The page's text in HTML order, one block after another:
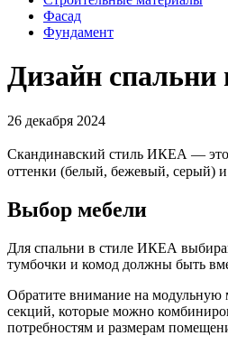
Фасад
Фундамент
Дизайн
26 декабря 2024
Скандинавский стиль ИКЕА — это
оттенки (белый, бежевый, серый)
Выбор мебели
Для спальни в стиле ИКЕА
тумбочки и комод должны быть
Обратите внимание на модульную
секций, которые можно
потребностям и размерам